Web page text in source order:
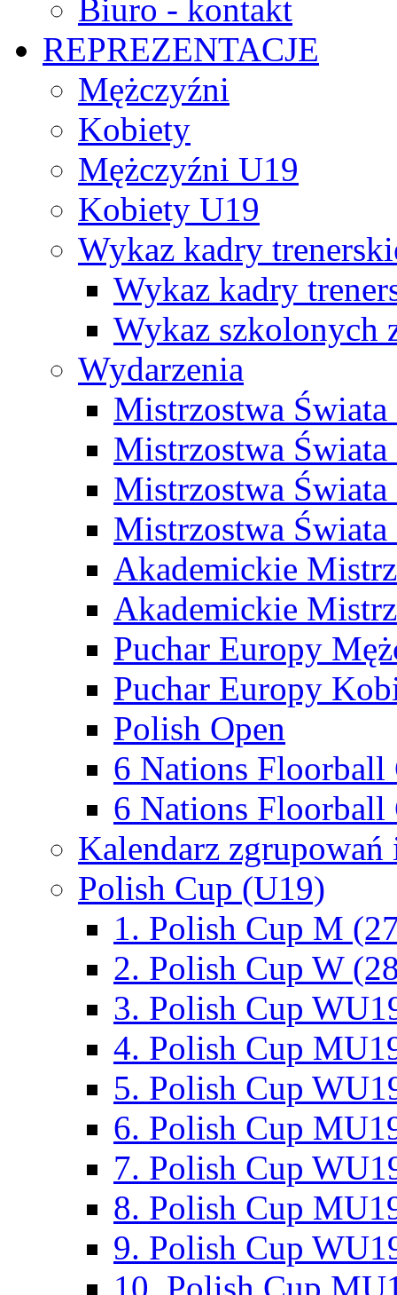
Biuro - kontakt
REPREZENTACJE
Mężczyźni
Kobiety
Mężczyźni U19
Kobiety U19
Wykaz kadry
Wykaz kadry
Wykaz szkolonych
Wydarzenia
Mistrzostwa
Mistrzostwa
Mistrzostwa
Mistrzostwa
Akademickie
Akademickie
Puchar Europy
Puchar Europy
Polish Open
6 Nations Floorball
6 Nations Floorball
Kalendarz
Polish Cup (U19)
1. Polish Cup M
2. Polish Cup W
3. Polish Cup
4. Polish Cup
5. Polish Cup
6. Polish Cup
7. Polish Cup
8. Polish Cup
9. Polish Cup
10. Polish Cup